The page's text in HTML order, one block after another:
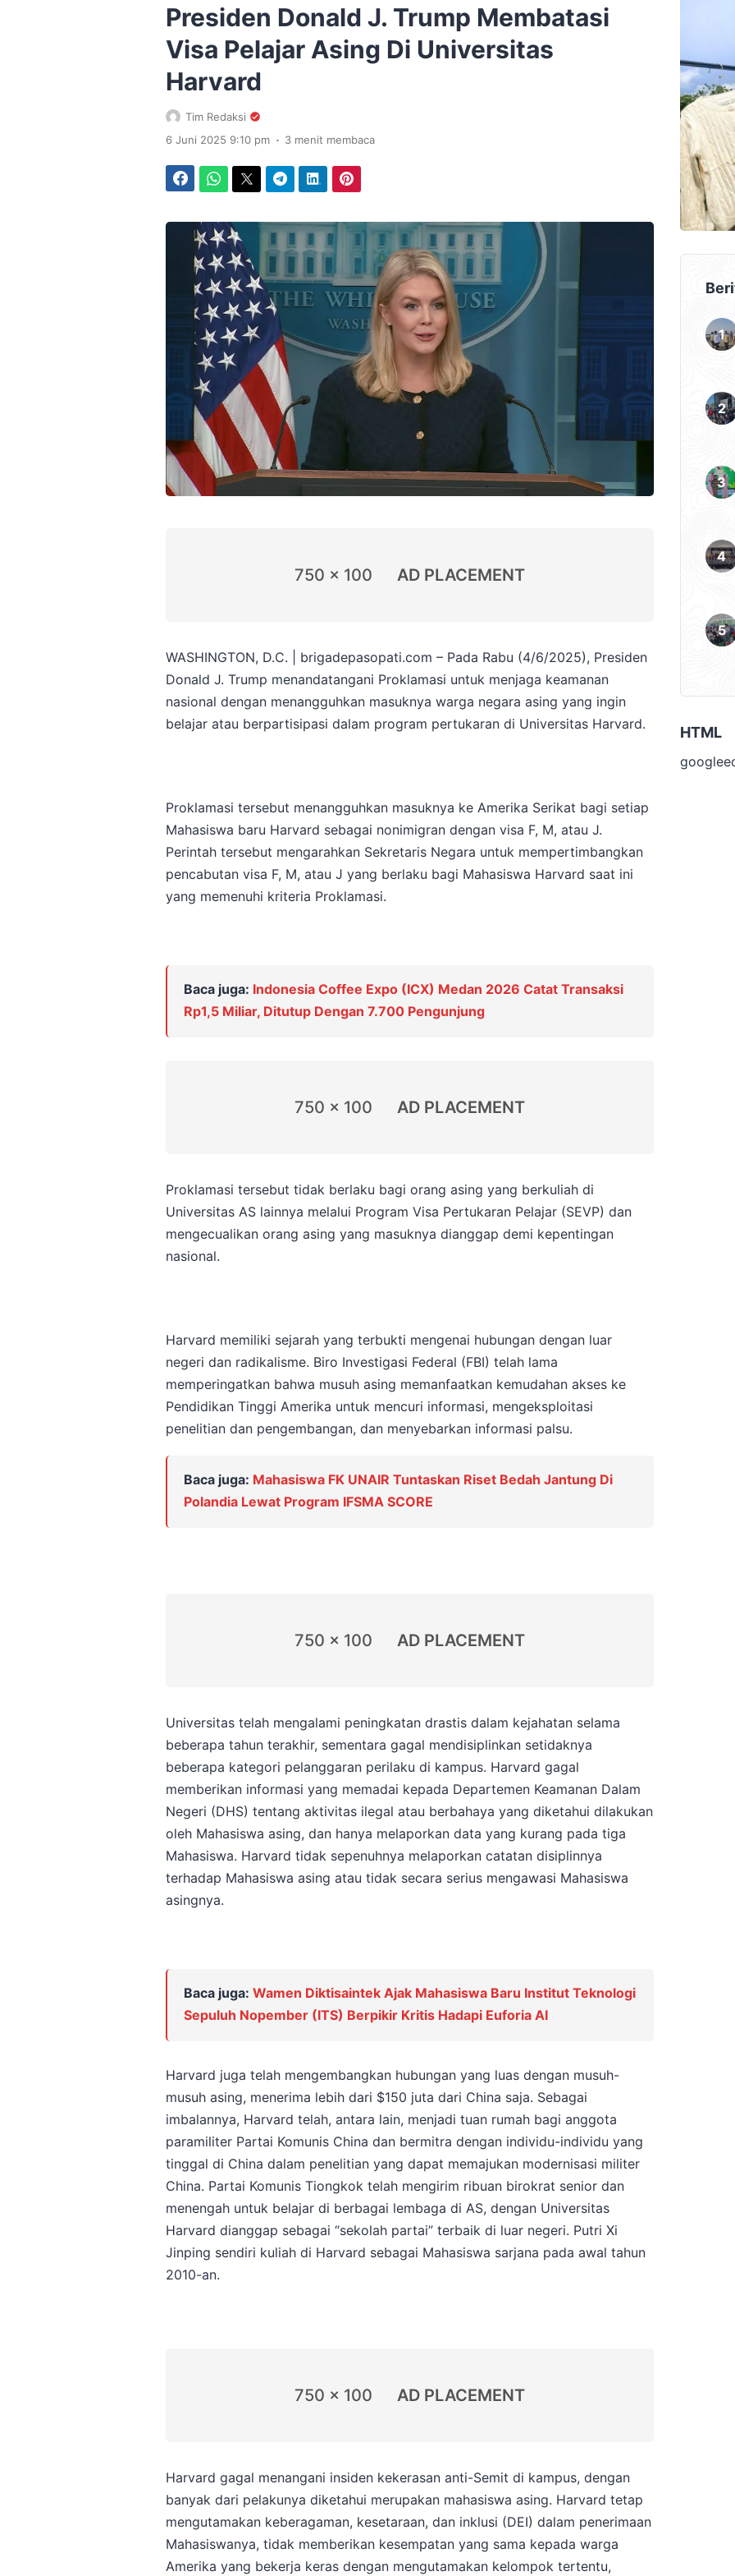
Presiden Donald J. Trump Membatasi
Visa Pelajar Asing Di Universitas
Harvard
Tim Redaksi
6 Juni 2025 9:10 pm . 3 menit membaca
750 x 100 AD PLACEMENT
WASHINGTON, D.C. | brigadepasopati.com – Pada Rabu (4/6/2025), Presiden
Donald J. Trump menandatangani Proklamasi untuk menjaga keamanan
nasional dengan menangguhkan masuknya warga negara asing yang ingin
belajar atau berpartisipasi dalam program pertukaran di Universitas Harvard.
Proklamasi tersebut menangguhkan masuknya ke Amerika Serikat bagi setiap
Mahasiswa baru Harvard sebagai nonimigran dengan visa F, M, atau J.
Perintah tersebut mengarahkan Sekretaris Negara untuk mempertimbangkan
pencabutan visa F, M, atau J yang berlaku bagi Mahasiswa Harvard saat ini
yang memenuhi kriteria Proklamasi.
Baca juga: Indonesia Coffee Expo (ICX) Medan 2026 Catat Transaksi
Rp1,5 Miliar, Ditutup Dengan 7.700 Pengunjung
750 x 100 AD PLACEMENT
Proklamasi tersebut tidak berlaku bagi orang asing yang berkuliah di
Universitas AS lainnya melalui Program Visa Pertukaran Pelajar (SEVP) dan
mengecualikan orang asing yang masuknya dianggap demi kepentingan
nasional.
Harvard memiliki sejarah yang terbukti mengenai hubungan dengan luar
negeri dan radikalisme. Biro Investigasi Federal (FBI) telah lama
memperingatkan bahwa musuh asing memanfaatkan kemudahan akses ke
Pendidikan Tinggi Amerika untuk mencuri informasi, mengeksploitasi
penelitian dan pengembangan, dan menyebarkan informasi palsu.
Baca juga: Mahasiswa FK UNAIR Tuntaskan Riset Bedah Jantung Di
Polandia Lewat Program IFSMA SCORE
750 x 100 AD PLACEMENT
Universitas telah mengalami peningkatan drastis dalam kejahatan selama
beberapa tahun terakhir, sementara gagal mendisiplinkan setidaknya
beberapa kategori pelanggaran perilaku di kampus. Harvard gagal
memberikan informasi yang memadai kepada Departemen Keamanan Dalam
Negeri (DHS) tentang aktivitas ilegal atau berbahaya yang diketahui dilakukan
oleh Mahasiswa asing, dan hanya melaporkan data yang kurang pada tiga
Mahasiswa. Harvard tidak sepenuhnya melaporkan catatan disiplinnya
terhadap Mahasiswa asing atau tidak secara serius mengawasi Mahasiswa
asingnya.
Baca juga: Wamen Diktisaintek Ajak Mahasiswa Baru Institut Teknologi
Sepuluh Nopember (ITS) Berpikir Kritis Hadapi Euforia AI
Harvard juga telah mengembangkan hubungan yang luas dengan musuh-
musuh asing, menerima lebih dari $150 juta dari China saja. Sebagai
imbalannya, Harvard telah, antara lain, menjadi tuan rumah bagi anggota
paramiliter Partai Komunis China dan bermitra dengan individu-individu yang
tinggal di China dalam penelitian yang dapat memajukan modernisasi militer
China. Partai Komunis Tiongkok telah mengirim ribuan birokrat senior dan
menengah untuk belajar di berbagai lembaga di AS, dengan Universitas
Harvard dianggap sebagai “sekolah partai” terbaik di luar negeri. Putri Xi
Jinping sendiri kuliah di Harvard sebagai Mahasiswa sarjana pada awal tahun
2010-an.
750 x 100 AD PLACEMENT
Harvard gagal menangani insiden kekerasan anti-Semit di kampus, dengan
banyak dari pelakunya diketahui merupakan mahasiswa asing. Harvard tetap
mengutamakan keberagaman, kesetaraan, dan inklusi (DEI) dalam penerimaan
Mahasiswanya, tidak memberikan kesempatan yang sama kepada warga
Amerika yang bekerja keras dengan mengutamakan kelompok tertentu,
HTML